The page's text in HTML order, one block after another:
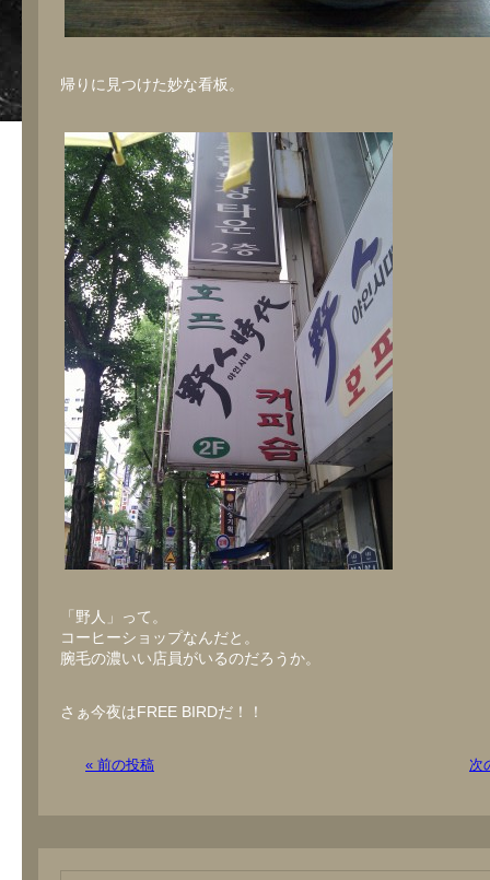
帰りに見つけた妙な看板。
「野人」って。
コーヒーショップなんだと。
腕毛の濃いい店員がいるのだろうか。
さぁ今夜はFREE BIRDだ！！
« 前の投稿 次